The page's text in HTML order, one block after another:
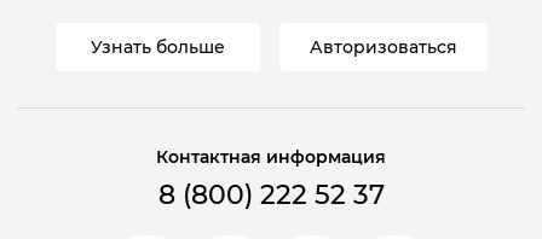
Узнать больше Авторизоваться
Контактная информация
8 (800) 222 52 37